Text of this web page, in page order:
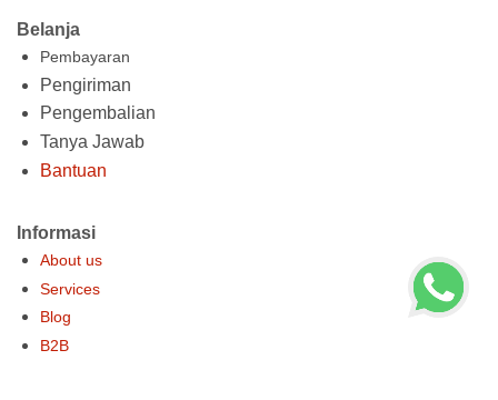
Belanja
Pembayaran
Pengiriman
Pengembalian
Tanya Jawab
Bantuan
Informasi
About us
Services
Blog
B2B